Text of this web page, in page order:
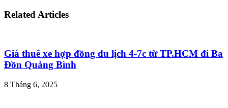
Related Articles
Giá thuê xe hợp đồng du lịch 4-7c từ TP.HCM đi Ba
Đồn Quảng Bình
8 Tháng 6, 2025